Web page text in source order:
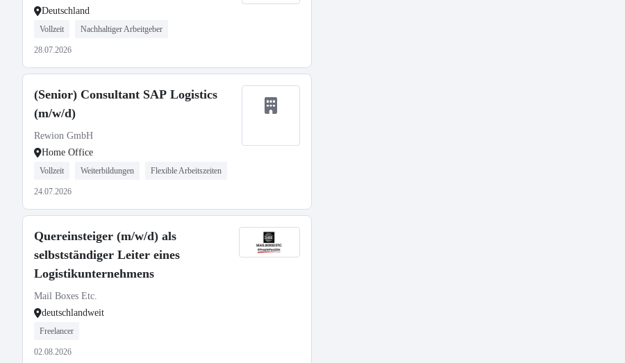
Deutschland
Vollzeit Nachhaltiger Arbeitgeber
28.07.2026
(Senior) Consultant SAP Logistics
(m/w/d)
Rewion GmbH
Home Office
Vollzeit Weiterbildungen Flexible Arbeitszeiten
24.07.2026
Quereinsteiger (m/w/d) als
selbstständiger Leiter eines
Logistikunternehmens
Mail Boxes Etc.
deutschlandweit
Freelancer
02.08.2026